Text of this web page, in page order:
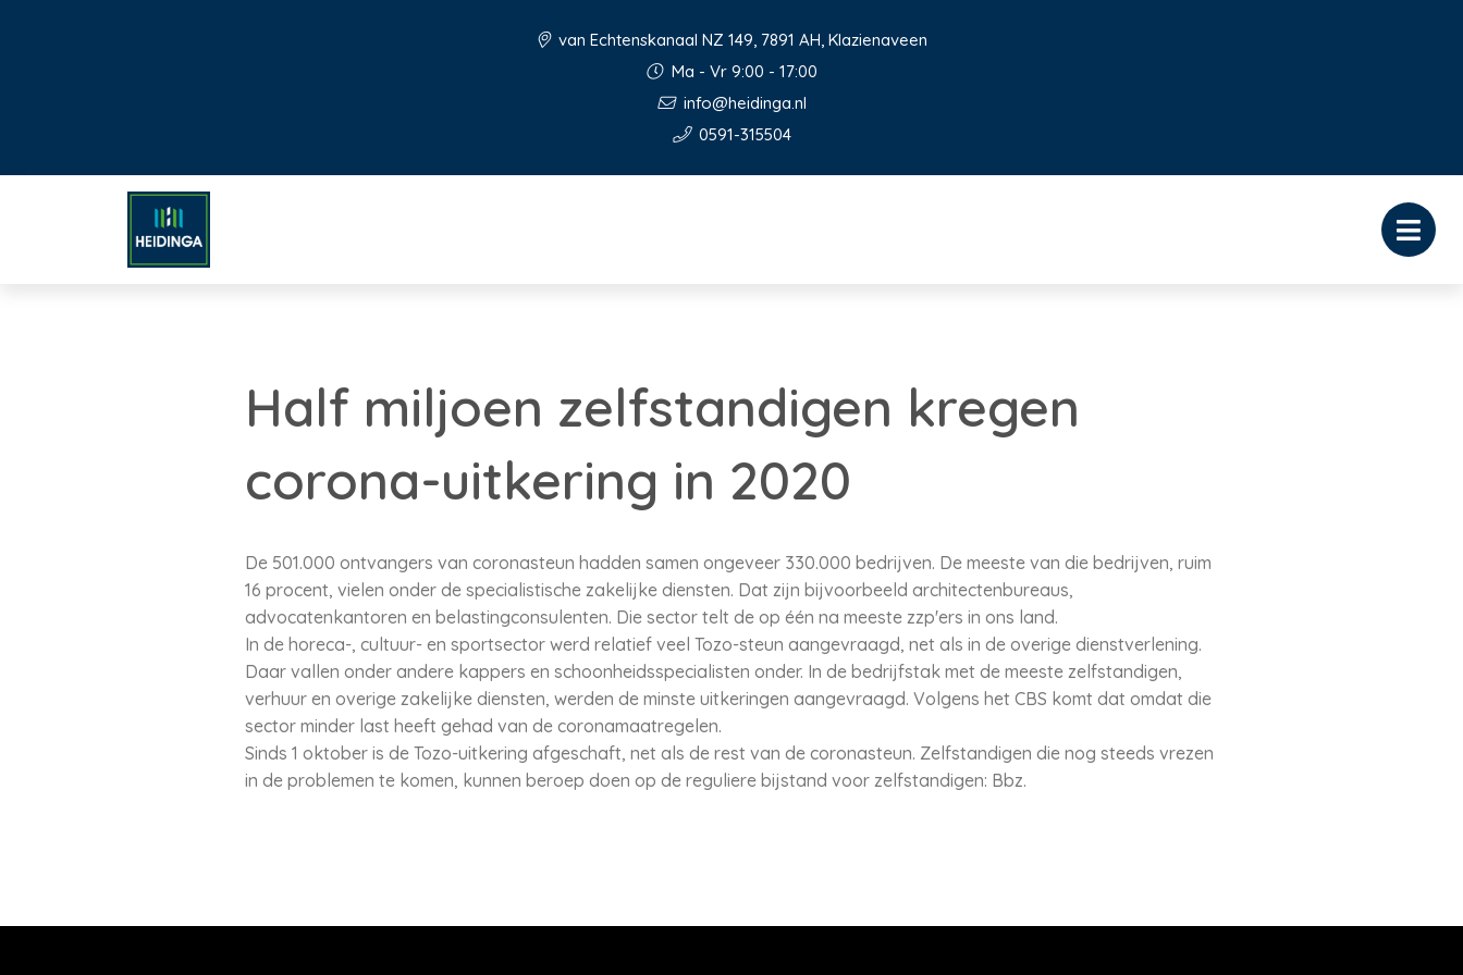
van Echtenskanaal NZ 149, 7891 AH, Klazienaveen
Ma - Vr 9:00 - 17:00
info@heidinga.nl
0591-315504
Half miljoen zelfstandigen kregen
corona-uitkering in 2020
De 501.000 ontvangers van coronasteun hadden samen ongeveer 330.000 bedrijven. De meeste van die bedrijven, ruim
16 procent, vielen onder de specialistische zakelijke diensten. Dat zijn bijvoorbeeld architectenbureaus,
advocatenkantoren en belastingconsulenten. Die sector telt de op één na meeste zzp'ers in ons land.
In de horeca-, cultuur- en sportsector werd relatief veel Tozo-steun aangevraagd, net als in de overige dienstverlening.
Daar vallen onder andere kappers en schoonheidsspecialisten onder. In de bedrijfstak met de meeste zelfstandigen,
verhuur en overige zakelijke diensten, werden de minste uitkeringen aangevraagd. Volgens het CBS komt dat omdat die
sector minder last heeft gehad van de coronamaatregelen.
Sinds 1 oktober is de Tozo-uitkering afgeschaft, net als de rest van de coronasteun. Zelfstandigen die nog steeds vrezen
in de problemen te komen, kunnen beroep doen op de reguliere bijstand voor zelfstandigen: Bbz.